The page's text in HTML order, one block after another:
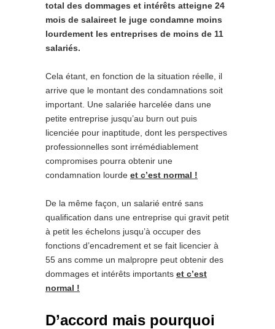
total des dommages et intérêts atteigne 24
mois de salaireet le juge condamne moins
lourdement les entreprises de moins de 11
salariés.
Cela étant, en fonction de la situation réelle, il
arrive que le montant des condamnations soit
important. Une salariée harcelée dans une
petite entreprise jusqu’au burn out puis
licenciée pour inaptitude, dont les perspectives
professionnelles sont irrémédiablement
compromises pourra obtenir une
condamnation lourde et c’est normal !
De la même façon, un salarié entré sans
qualification dans une entreprise qui gravit petit
à petit les échelons jusqu’à occuper des
fonctions d’encadrement et se fait licencier à
55 ans comme un malpropre peut obtenir des
dommages et intérêts importants et c’est
normal !
D’accord mais pourquoi